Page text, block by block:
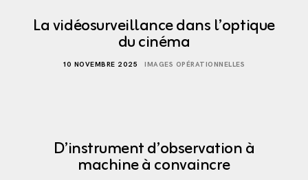
La vidéosurveillance dans l’optique
du cinéma
10 NOVEMBRE 2025 IMAGES OPÉRATIONNELLES
D’instrument d’observation à
machine à convaincre